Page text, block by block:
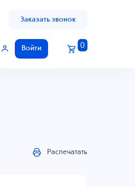
Заказать звонок
Войти 0
Распечатать